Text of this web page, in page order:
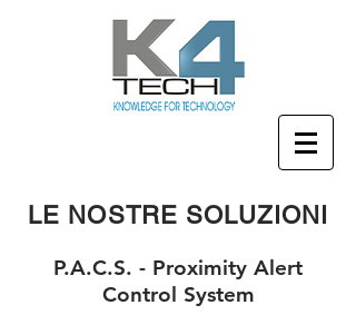
LE NOSTRE SOLUZIONI
P.A.C.S. - Proximity Alert
Control System